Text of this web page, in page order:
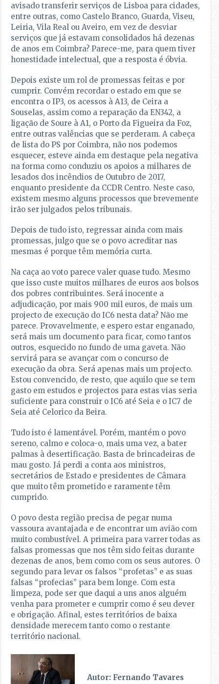
avisado transferir serviços de Lisboa para cidades,
entre outras, como Castelo Branco, Guarda, Viseu,
Leiria, Vila Real ou Aveiro, em vez de desviar
serviços que já estavam consolidados há dezenas
de anos em Coimbra? Parece-me, para quem tiver
honestidade intelectual, que a resposta é óbvia.
Depois existe um rol de promessas feitas e por
cumprir. Convém recordar o estado em que se
encontra o IP3, os acessos à A13, de Ceira a
Souselas, assim como a reparação da EN342, a
ligação de Soure à A1, o Porto da Figueira da Foz,
entre outras valências que se perderam. A cabeça
de lista do PS por Coimbra, não nos podemos
esquecer, esteve ainda em destaque pela negativa
na forma como conduziu os apoios a milhares de
lesados dos incêndios de Outubro de 2017,
enquanto presidente da CCDR Centro. Neste caso,
existem mesmo alguns processos que brevemente
irão ser julgados pelos tribunais.
Depois de tudo isto, regressar ainda com mais
promessas, julgo que se o povo acreditar nas
mesmas é porque têm memória curta.
Na caça ao voto parece valer quase tudo. Mesmo
que isso custe muitos milhares de euros aos bolsos
dos pobres contribuintes. Será inocente a
adjudicação, por mais 900 mil euros, de mais um
projecto de execução do IC6 nesta data? Não me
parece. Provavelmente, e espero estar enganado,
será mais um documento para ficar, como tantos
outros, esquecido no fundo de uma gaveta. Não
servirá para se avançar com o concurso de
execução da obra. Será apenas mais um projecto.
Estou convencido, de resto, que aquilo que se tem
gasto em estudos e projectos para estas vias seria
suficiente para construir o IC6 até Seia e o IC7 de
Seia até Celorico da Beira.
Tudo isto é lamentável. Porém, mantém o povo
sereno, calmo e coloca-o, mais uma vez, a bater
palmas à desertificação. Basta de brincadeiras de
mau gosto. Já perdi a conta aos ministros,
secretários de Estado e presidentes de Câmara
que muito têm prometido e raramente têm
cumprido.
O povo desta região precisa de pegar numa
vassoura avantajada e de encontrar um avião com
muito combustível. A primeira para varrer todas as
falsas promessas que nos têm sido feitas durante
dezenas de anos, bem como com os seus autores. O
segundo para levar os falsos “profetas” e as suas
falsas “profecias” para bem longe. Com esta
limpeza, pode ser que daqui a uns anos alguém
venha para prometer e cumprir como é seu dever
e obrigação. Afinal, estes territórios de baixa
densidade merecem tanto como o restante
território nacional.
Autor: Fernando Tavares